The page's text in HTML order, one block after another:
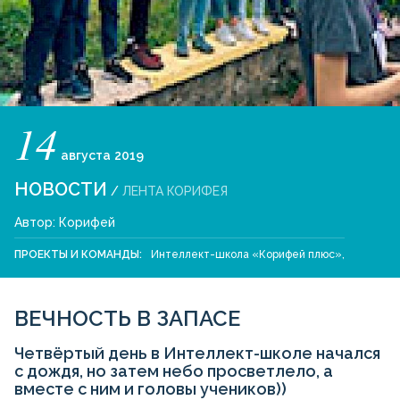
14 августа 2019
НОВОСТИ / ЛЕНТА КОРИФЕЯ
Автор: Корифей
ПРОЕКТЫ И КОМАНДЫ: Интеллект-школа «Корифей плюс»,
ВЕЧНОСТЬ В ЗАПАСЕ
Четвёртый день в Интеллект-школе начался
с дождя, но затем небо просветлело, а
вместе с ним и головы учеников))